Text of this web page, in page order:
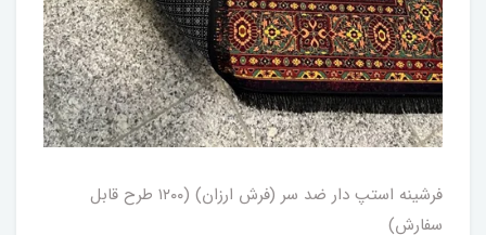
فرشینه استپ دار ضد سر (فرش ارزان) (۱۲۰۰ طرح قابل
سفارش)